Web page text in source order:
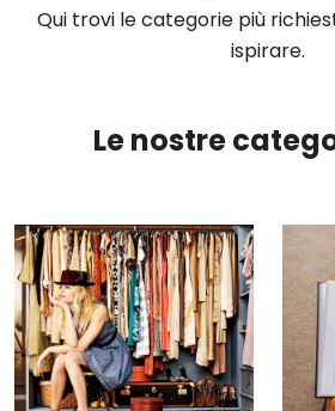
Qui trovi le categorie più
ispirare.
Le nostre